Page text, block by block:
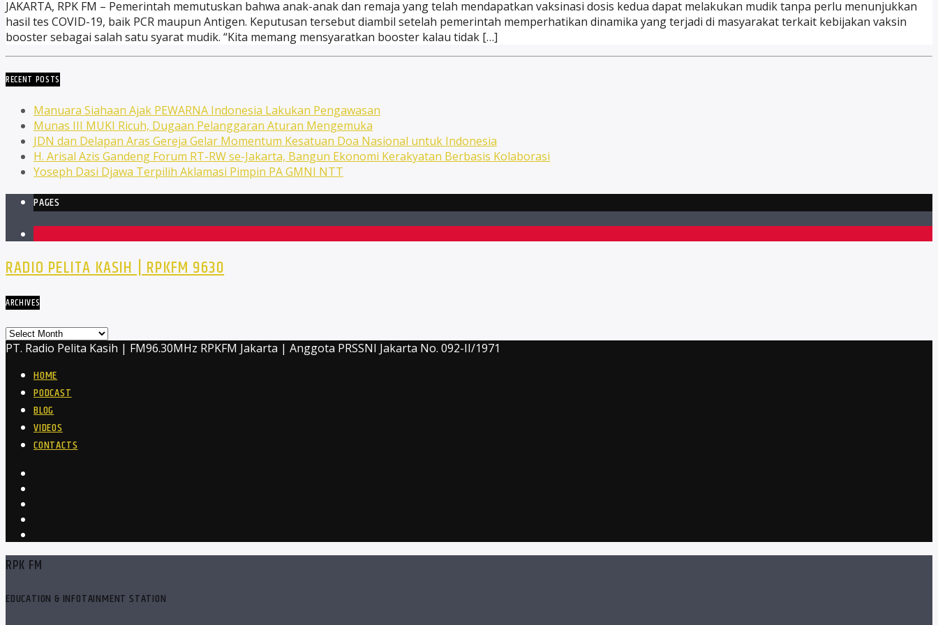
JAKARTA, RPK FM – Pemerintah memutuskan bahwa anak-anak dan remaja yang telah mendapatkan vaksinasi dosis kedua dapat melakukan mudik tanpa perlu menunjukkan
hasil tes COVID-19, baik PCR maupun Antigen. Keputusan tersebut diambil setelah pemerintah memperhatikan dinamika yang terjadi di masyarakat terkait kebijakan vaksin
booster sebagai salah satu syarat mudik. “Kita memang mensyaratkan booster kalau tidak […]
RECENT POSTS
Manuara Siahaan Ajak PEWARNA Indonesia Lakukan Pengawasan
Munas III MUKI Ricuh, Dugaan Pelanggaran Aturan Mengemuka
JDN dan Delapan Aras Gereja Gelar Momentum Kesatuan Doa Nasional untuk Indonesia
H. Arisal Azis Gandeng Forum RT-RW se-Jakarta, Bangun Ekonomi Kerakyatan Berbasis Kolaborasi
Yoseph Dasi Djawa Terpilih Aklamasi Pimpin PA GMNI NTT
PAGES
RADIO PELITA KASIH | RPKFM 9630
ARCHIVES
Archives
PT. Radio Pelita Kasih | FM96.30MHz RPKFM Jakarta | Anggota PRSSNI Jakarta No. 092-II/1971
HOME
PODCAST
BLOG
VIDEOS
CONTACTS
RPK FM
EDUCATION & INFOTAINMENT STATION